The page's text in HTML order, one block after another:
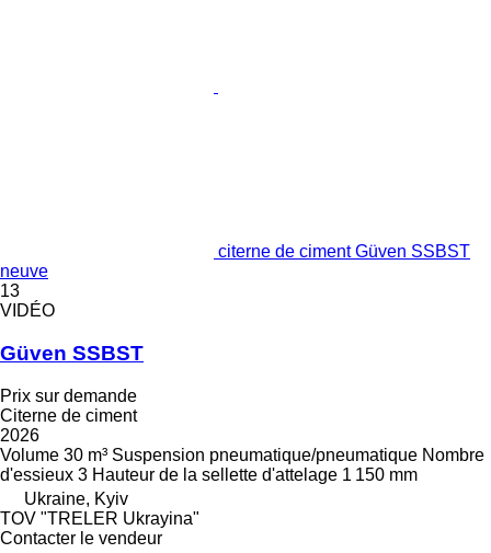
citerne de ciment Güven SSBST
neuve
13
VIDÉO
Güven SSBST
Prix sur demande
Citerne de ciment
2026
Volume 30 m³ Suspension pneumatique/pneumatique Nombre
d'essieux 3 Hauteur de la sellette d'attelage 1 150 mm
Ukraine, Kyiv
TOV "TRELER Ukrayina"
Contacter le vendeur